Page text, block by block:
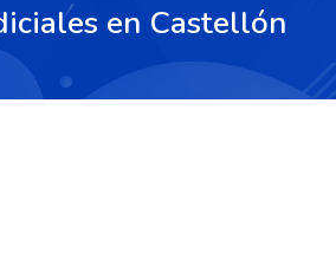
en Castellón